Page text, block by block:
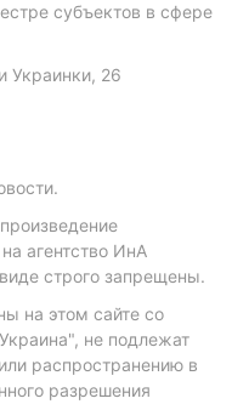
субъектов в сфере
Украинки, 26
агентство ИнА
строго запрещены.
на этом сайте со
не подлежат
распространению в
разрешения